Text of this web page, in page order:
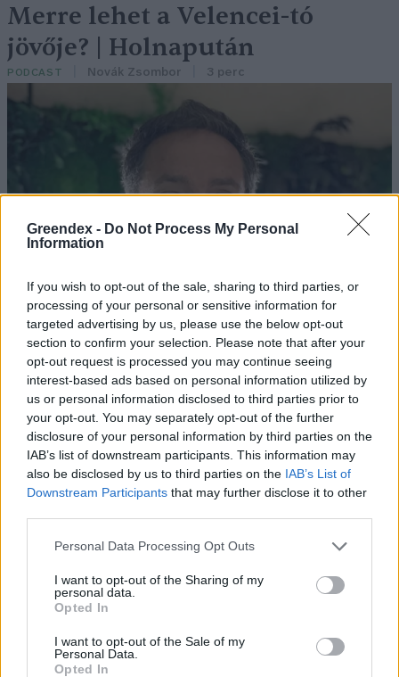
Greendex - Do Not Process My Personal
Information
If you wish to opt-out of the sale, sharing to third parties, or
processing of your personal or sensitive information for
targeted advertising by us, please use the below opt-out
section to confirm your selection. Please note that after your
opt-out request is processed you may continue seeing
interest-based ads based on personal information utilized by
us or personal information disclosed to third parties prior to
your opt-out. You may separately opt-out of the further
disclosure of your personal information by third parties on the
IAB’s list of downstream participants. This information may
also be disclosed by us to third parties on the IAB’s List of
Downstream Participants that may further disclose it to other
Personal Data Processing Opt Outs
I want to opt-out of the Sharing of my
personal data.
Opted In
I want to opt-out of the Sale of my
Personal Data.
Opted In
Merre lehet a Velencei-tó
jövője? | Holnapután
PODCAST Novák Zsombor 3 perc
Rekord alacsony a Velencei-tó vízszintje. Alkalmazkodási válság
Mit tehetünk a hazai erdőtüzek
ellen?
ÉLŐ BOLYGÓNK